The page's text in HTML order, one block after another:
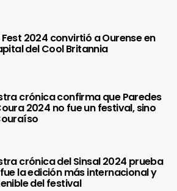
Fest 2024 convirtió a Ourense en
del Cool Britannia
crónica confirma que Paredes
2024 no fue un festival, sino
crónica del Sinsal 2024 prueba
la edición más internacional y
del festival